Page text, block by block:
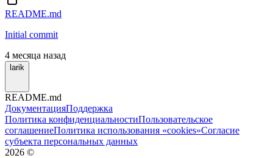
README.md
Initial commit
4 месяца назад
larik
README.md
ДокументацияПоддержка
Политика конфиденциальностиПользовательское
соглашениеПолитика использования «cookies»Согласие
субъекта персональных данных
2026 ©